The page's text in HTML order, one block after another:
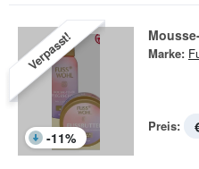
Verpasst!
-11%
Marke:
Preis: